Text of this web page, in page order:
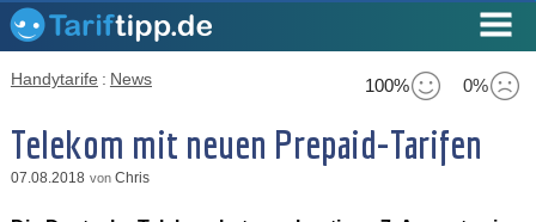
100% 0%
Handytarife : News
Telekom mit neuen Prepaid-Tarifen
07.08.2018 von Chris